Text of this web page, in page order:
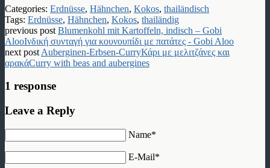
Categories: Erdnüsse, Hähnchen, Kokos, thailändisch
Tags: Erdnüsse, Hähnchen, Kokos, thailändig
previous post Blumenkohl mit Kartoffeln, indisch – Gobi
AlooΙνδική συνταγή για κουνουπίδι με πατάτες - Gobi Aloo
next post Auberginen-Erbsen-CurryΚάρι με μελιτζάνες και
αρακάCurry with beas and aubergines
1 response
Leave a Reply
Name*
E-Mail*